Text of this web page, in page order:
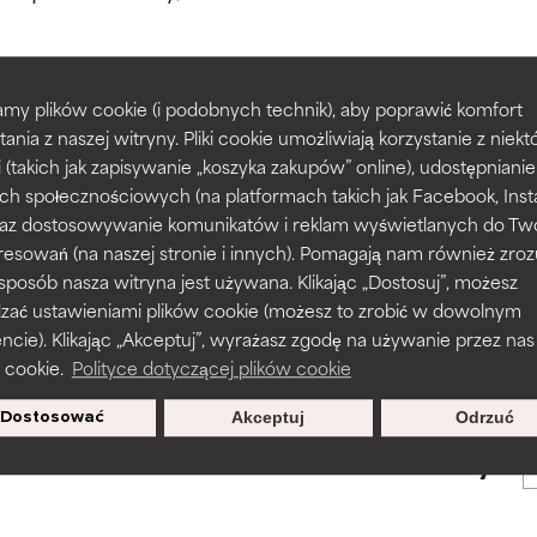
plików cookie (i podobnych technik), aby poprawić komfort
z naszej witryny. Pliki cookie umożliwiają korzystanie z
jak zapisywanie „koszyka zakupów” online),
społecznościowych (na platformach takich jak Facebook,
dostosowywanie komunikatów i reklam wyświetlanych do
(na naszej stronie i innych). Pomagają nam również
nasza witryna jest używana. Klikając „Dostosuj”, możesz
ustawieniami plików cookie (możesz to zrobić w dowolnym
Klikając „Akceptuj”, wyrażasz zgodę na używanie przez nas
Polityce dotyczącej plików cookie
Dostosować Odrzuć
Akceptuj
POWRÓT DO WYSZUKIWANIA
to assess ingredients in this dictionary. Regulations
tekstury, stabilności lub penetracji formuły.
ale może mieć problemy estetyczne, stabilności lub inne,
użyteczność.
podrażnienia. Ryzyko wzrasta w połączeniu z innymi
składnikami.
podrażnienie, stan zapalny, suchość itp. Może przynosić
ale ogólnie udowodniono, że wyrządza więcej szkody niż
tekstury, stabilności lub penetracji formuły.
ale może mieć problemy estetyczne, stabilności lub inne,
użyteczność.
podrażnienia. Ryzyko wzrasta w połączeniu z innymi
składnikami.
podrażnienie, stan zapalny, suchość itp. Może przynosić
ale ogólnie udowodniono, że wyrządza więcej szkody niż
się, aby otrzymywać wyjątkowe